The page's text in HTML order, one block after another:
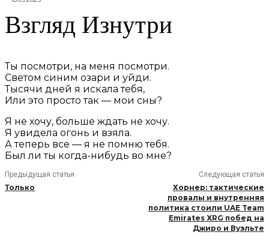
Взгляд Изнутри
Ты посмотри, на меня посмотри.
Светом синим озари и уйди.
Тысячи дней я искала тебя,
Или это просто так — мои сны?
Я не хочу, больше ждать не хочу.
Я увидела огонь и взяла.
А теперь все — я не помню тебя.
Был ли ты когда-нибудь во мне?
Предыдущая статья
Только
Следующая статья
Хорнер: тактические
провалы и внутренняя
политика стоили UAE Team
Emirates XRG побед на
Джиро и Вуэльте